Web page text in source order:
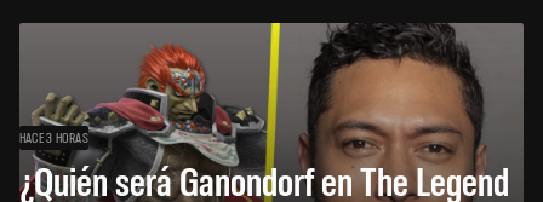
HACE 3 HORAS
¿Quién será Ganondorf en The Legend